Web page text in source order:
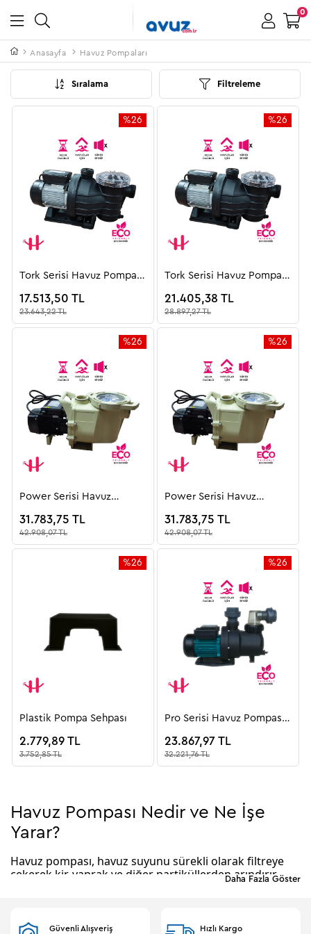
0
Anasayfa Havuz Pompaları
Filtreleme
Sıralama
Tork Serisi Havuz Pompası
17.513,50 TL
23.643,22 TL
%26
Tork Serisi Havuz Pompası
21.405,38 TL
28.897,27 TL
%26
Power Serisi Havuz
31.783,75 TL
42.908,07 TL
%26
Power Serisi Havuz
31.783,75 TL
42.908,07 TL
%26
Plastik Pompa Sehpası
2.779,89 TL
3.752,85 TL
%26
Pro Serisi Havuz Pompası
23.867,97 TL
32.221,76 TL
%26
Havuz Pompası Nedir ve Ne İşe
Yarar?
Havuz pompası, havuz suyunu sürekli olarak filtreye
çekerek kir, yaprak ve diğer partiküllerden arındırır.
Aynı zamanda havuz suyundaki kimyasal dengenin
farklı kapasitelerde üretilir.
Daha Fazla Göster
Güvenli Alışveriş Hızlı Kargo